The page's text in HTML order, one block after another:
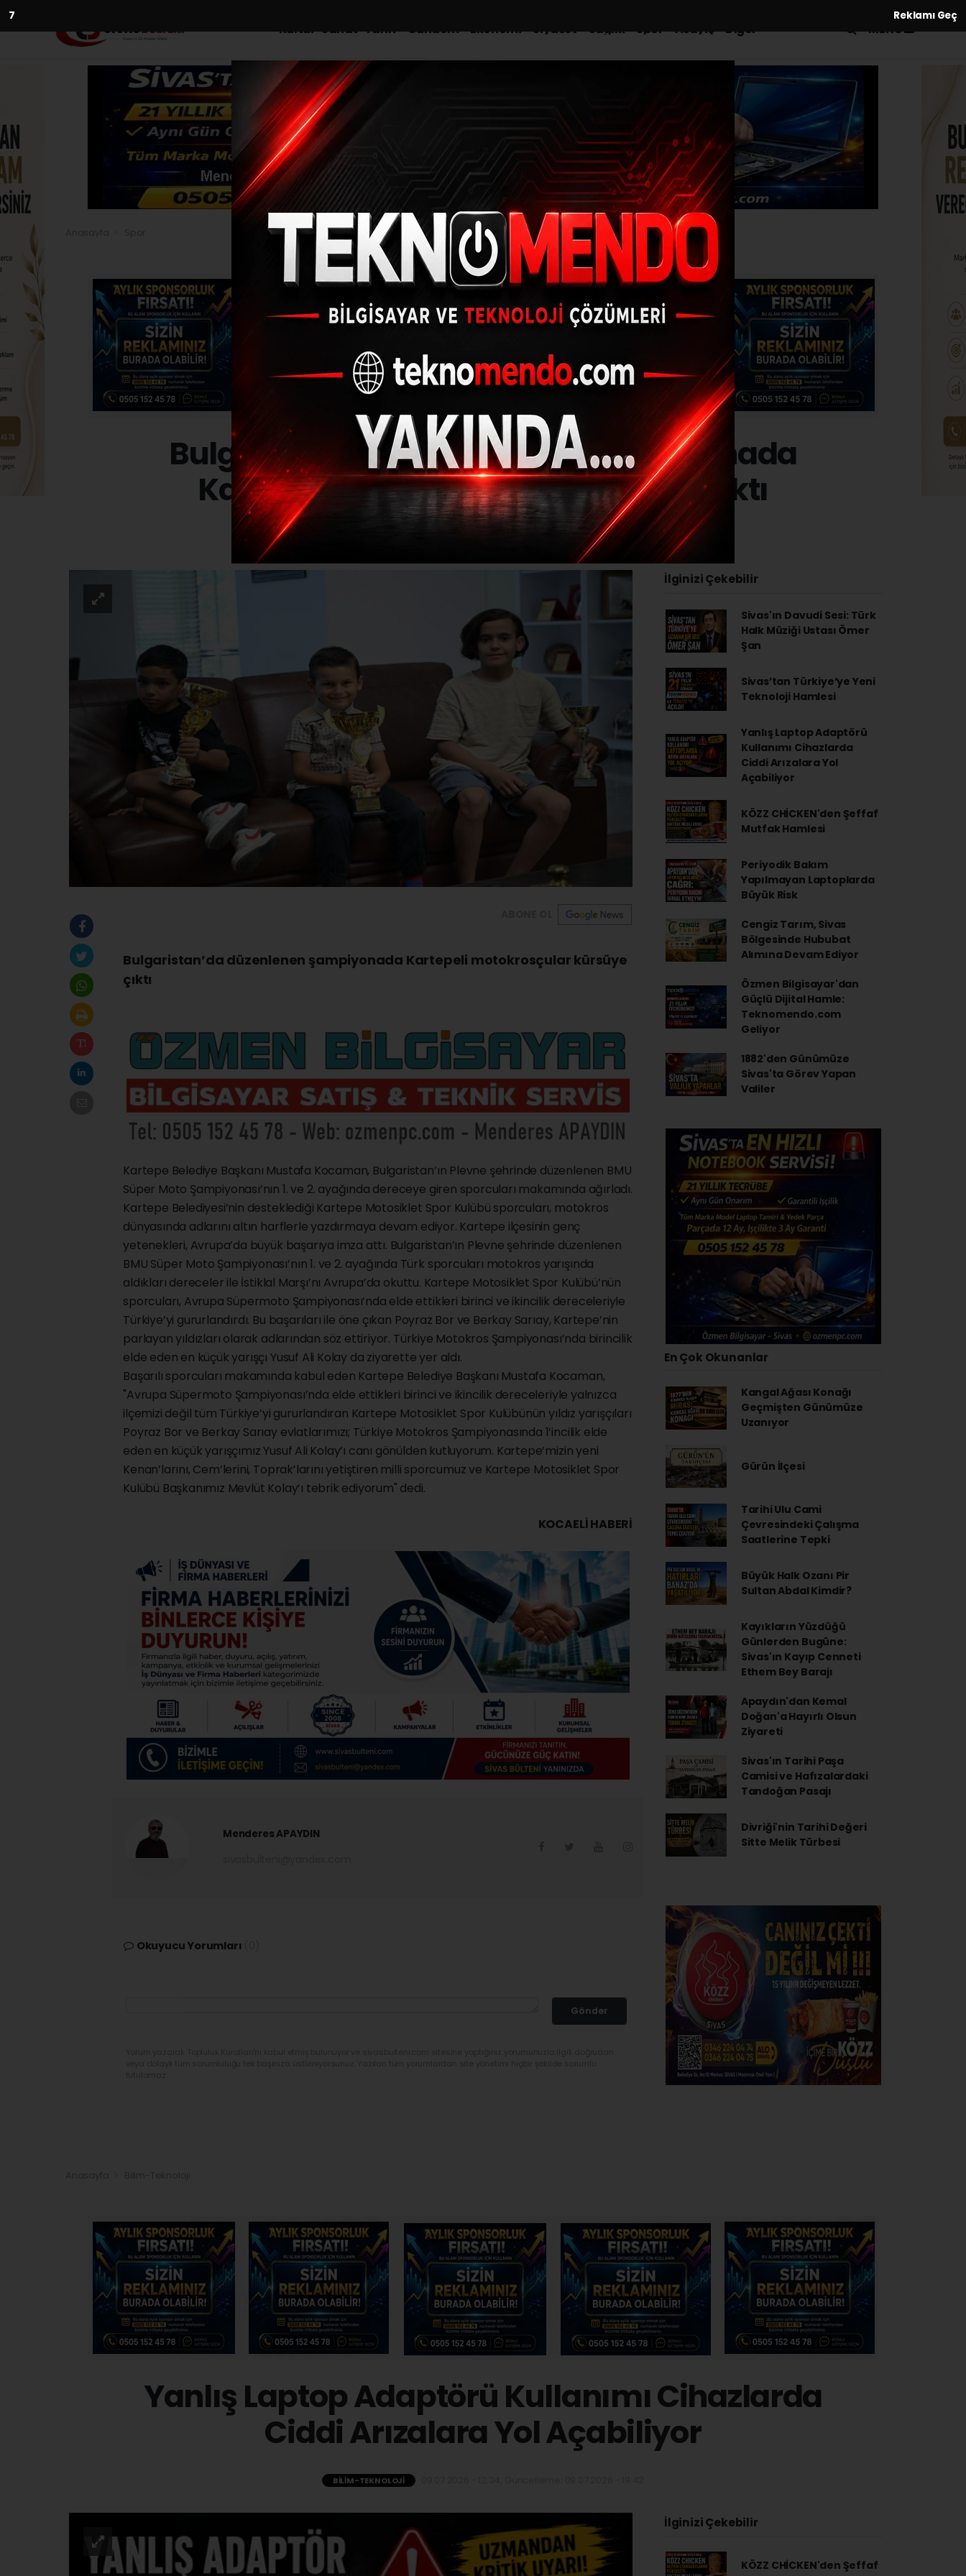
5 Reklamı Geç
Kültür-Sanat-Tarih Gündem Ekonomi Siyaset Sağlık Spor Asayiş Diğer MENÜ
Bulgaristan’da düzenlenen şampiyonada
Kartepeli motokrosçular kürsüye çıktı
(İHA) - İhlas Haber Ajansı | 02.08.2024 - 10:30, Güncelleme: 02.08.2024 - 10:28
Bulgaristan’da düzenlenen şampiyonada Kartepeli motokrosçular kürsüye
çıktı
Kartepe Belediye Başkanı Mustafa Kocaman, Bulgaristan’ın Plevne şehrinde düzenlenen BMU
Süper Moto Şampiyonası’nın 1. ve 2. ayağında dereceye giren sporcuları makamında ağırladı.
Kartepe Belediyesi’nin desteklediği Kartepe Motosiklet Spor Kulübü sporcuları, motokros
dünyasında adlarını altın harflerle yazdırmaya devam ediyor. Kartepe ilçesinin genç
yetenekleri, Avrupa’da büyük başarıya imza attı. Bulgaristan’ın Plevne şehrinde düzenlenen
BMU Süper Moto Şampiyonası’nın 1. ve 2. ayağında Türk sporcuları motokros yarışında
aldıkları dereceler ile İstiklal Marşı’nı Avrupa’da okuttu. Kartepe Motosiklet Spor Kulübü’nün
sporcuları, Avrupa Süpermoto Şampiyonası’nda elde ettikleri birinci ve ikincilik dereceleriyle
Türkiye’yi gururlandırdı. Bu başarıları ile öne çıkan Poyraz Bor ve Berkay Sarıay, Kartepe’nin
parlayan yıldızları olarak adlarından söz ettiriyor. Türkiye Motokros Şampiyonası’nda birincilik
elde eden en küçük yarışçı Yusuf Ali Kolay da ziyarette yer aldı.
Başarılı sporcuları makamında kabul eden Kartepe Belediye Başkanı Mustafa Kocaman,
"Avrupa Süpermoto Şampiyonası’nda elde ettikleri birinci ve ikincilik dereceleriyle yalnızca
ilçemizi değil tüm Türkiye’yi gururlandıran Kartepe Motosiklet Spor Kulübünün yıldız yarışçıları
Poyraz Bor ve Berkay Sarıay evlatlarımızı; Türkiye Motokros Şampiyonasında 1’incilik elde
eden en küçük yarışçımız Yusuf Ali Kolay’ı canı gönülden kutluyorum. Kartepe’mizin yeni
Kenan’larını, Cem’lerini, Toprak’larını yetiştiren milli sporcumuz ve Kartepe Motosiklet Spor
Kulübü Başkanımız Mevlüt Kolay’ı tebrik ediyorum" dedi.
KOCAELI HABERİ
Menderes APAYDIN
Okuyucu Yorumları
Gönder
İlginizi Çekebilir
Sivas'ın Davudi Sesi: Türk
Halk Müziği Ustası Ömer
Şan
Sivas’tan Türkiye’ye Yeni
Teknoloji Hamlesi
Yanlış Laptop Adaptörü
Kullanımı Cihazlarda
Ciddi Arızalara Yol
Açabiliyor
KÖZZ CHİCKEN'den Şeffaf
Mutfak Hamlesi
Periyodik Bakım
Yapılmayan Laptoplarda
Büyük Risk
Cengiz Tarım, Sivas
Bölgesinde Hububat
Alımına Devam Ediyor
Özmen Bilgisayar'dan
Güçlü Dijital Hamle:
Teknomendo.com
Geliyor
1882'den Günümüze
Sivas'ta Görev Yapan
Valiler
En Çok Okunanlar
Kangal Ağası Konağı
Geçmişten Günümüze
Uzanıyor
Gürün İlçesi
Tarihi Ulu Cami
Çevresindeki Çalışma
Saatlerine Tepki
Büyük Halk Ozanı Pir
Sultan Abdal Kimdir?
Kayıkların Yüzdüğü
Günlerden Bugüne:
Sivas'ın Kayıp Cenneti
Ethem Bey Barajı
Apaydın'dan Kemal
Doğan'a Hayırlı Olsun
Ziyareti
Sivas'ın Tarihi Paşa
Camisi ve Hafızalardaki
Tandoğan Pasajı
Divriği'nin Tarihi Değeri
Sitte Melik Türbesi
Yanlış Laptop Adaptörü Kullanımı Cihazlarda
Ciddi Arızalara Yol Açabiliyor
BILIM-TEKNOLOJI
İlginizi Çekebilir
KÖZZ CHİCKEN'den Şeffaf